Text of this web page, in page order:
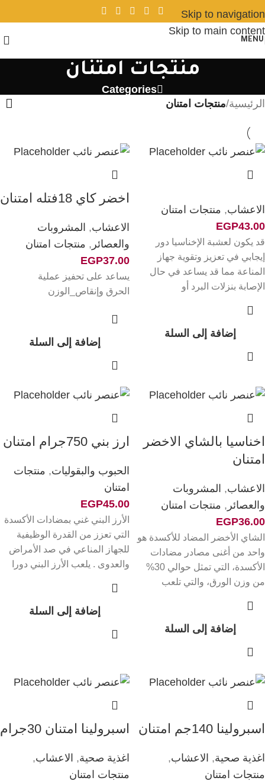
Skip to navigation
Skip to main content
MENU
منتجات امتنان
Categories
الرئيسية/منتجات امتنان
الاعشاب, منتجات امتنان
EGP43.00
قد يكون لعشبة الإخناسيا دور
إيجابي في تعزيز وتقوية جهاز
المناعة مما قد يساعد في حال
الإصابة بنزلات البرد أو
إضافة إلى السلة
اخضر كاي 18فتله امتنان
الاعشاب, المشروبات
والعصائر , منتجات امتنان
EGP37.00
يساعد على تحفيز عملية
الحرق وإنقاص_الوزن
إضافة إلى السلة
اخناسيا بالشاي الاخضر
امتنان
الاعشاب, المشروبات
والعصائر , منتجات امتنان
EGP36.00
الشاي الأخضر المضاد للأكسدة هو
واحد من أغنى مصادر مضادات
الأكسدة، التي تمثل حوالي 30%
من وزن الورق، والتي تلعب
إضافة إلى السلة
ارز بني 750جرام امتنان
الحبوب والبقوليات, منتجات
امتنان
EGP45.00
الأرز البني غني بمضادات الأكسدة
التي تعزز من القدرة الوظيفية
للجهاز المناعي في صد الأمراض
والعدوى . يلعب الأرز البني دورا
إضافة إلى السلة
اسبرولينا 140جم امتنان
اغذية صحية, الاعشاب,
منتجات امتنان
اسبرولينا امتنان 30جرام
اغذية صحية, الاعشاب,
منتجات امتنان